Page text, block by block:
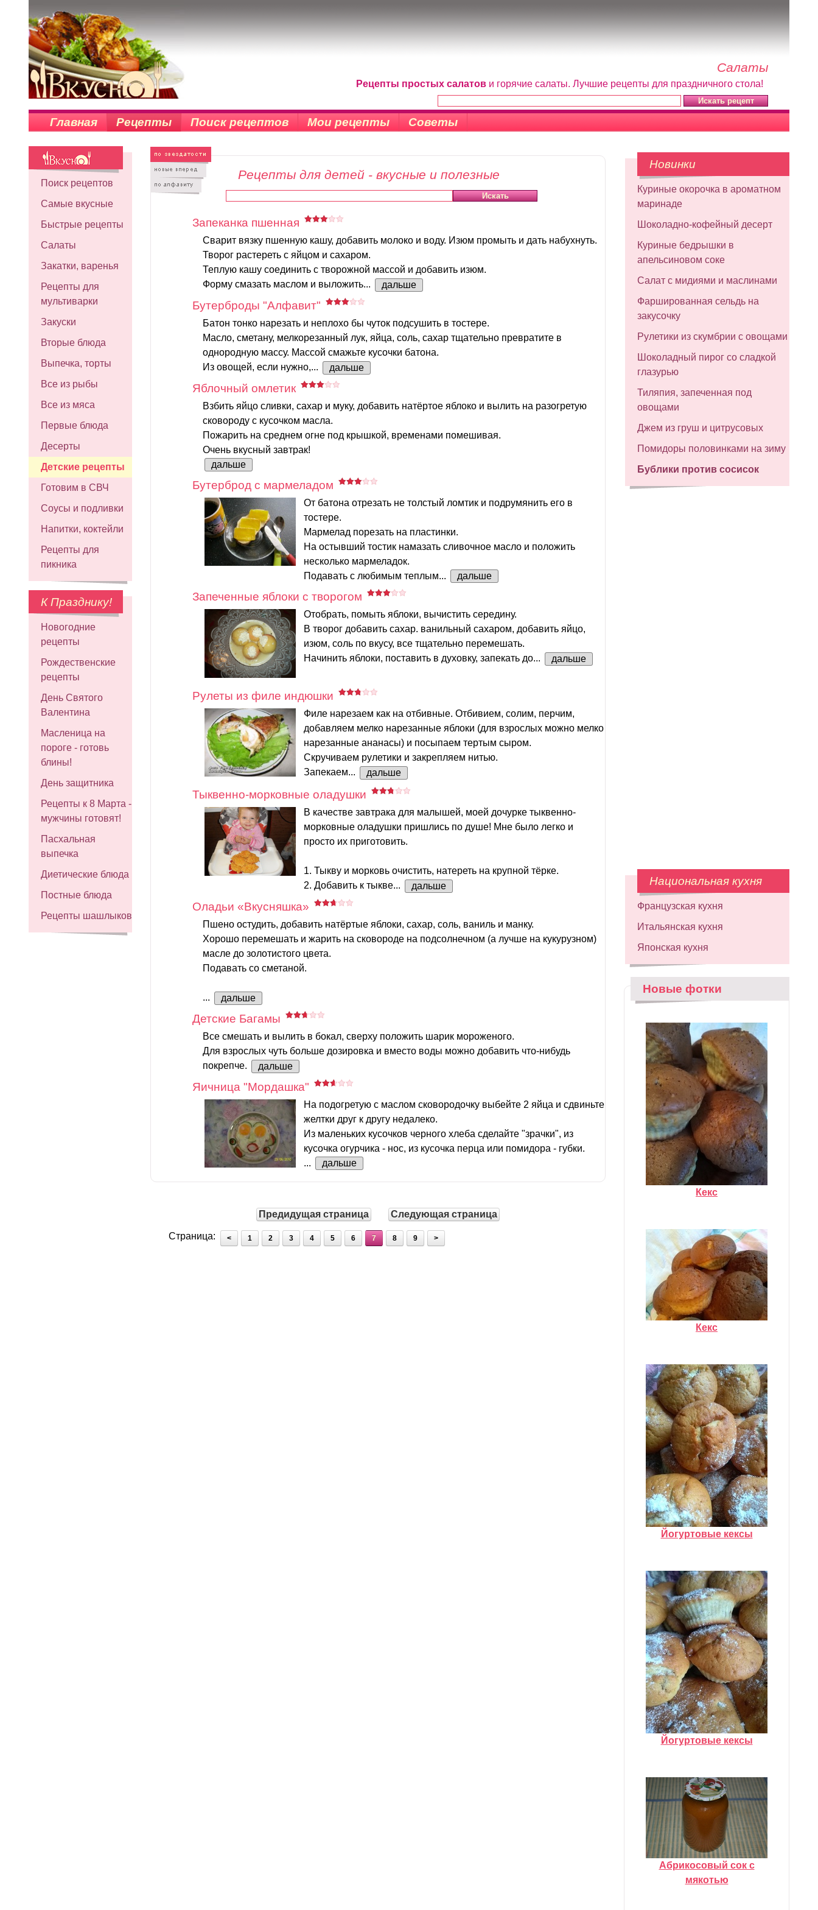
Салаты
Рецепты простых салатов и горячие салаты. Лучшие рецепты для праздничного стола!
Главная Рецепты Поиск рецептов Мои рецепты Советы
Поиск рецептов
Самые вкусные
Быстрые рецепты
Салаты
Закатки, варенья
Рецепты для
мультиварки
Закуски
Вторые блюда
Выпечка, торты
Все из рыбы
Все из мяса
Первые блюда
Десерты
Детские рецепты
Готовим в СВЧ
Соусы и подливки
Напитки, коктейли
Рецепты для
пикника
К Празднику!
Новогодние
рецепты
Рождественские
рецепты
День Святого
Валентина
Масленица на
пороге - готовь
блины!
День защитника
Рецепты к 8 Марта -
мужчины готовят!
Пасхальная
выпечка
Диетические блюда
Постные блюда
Рецепты шашлыков
Рецепты для детей - вкусные и полезные
Запеканка пшенная
Сварит вязку пшенную кашу, добавить молоко и воду. Изюм промыть и дать набухнуть.
Творог растереть с яйцом и сахаром.
Теплую кашу соединить с творожной массой и добавить изюм.
Форму смазать маслом и выложить...
дальше
Бутерброды "Алфавит"
Батон тонко нарезать и неплохо бы чуток подсушить в тостере.
Масло, сметану, мелкорезанный лук, яйца, соль, сахар тщательно превратите в
однородную массу. Массой смажьте кусочки батона.
Из овощей, если нужно,...
дальше
Яблочный омлетик
Взбить яйцо сливки, сахар и муку, добавить натёртое яблоко и вылить на разогретую
сковороду с кусочком масла.
Пожарить на среднем огне под крышкой, временами помешивая.
Очень вкусный завтрак!
дальше
Бутерброд с мармеладом
От батона отрезать не толстый ломтик и подрумянить его в
тостере.
Мармелад порезать на пластинки.
На остывший тостик намазать сливочное масло и положить
несколько мармеладок.
Подавать с любимым теплым...
дальше
Запеченные яблоки с творогом
Отобрать, помыть яблоки, вычистить середину.
В творог добавить сахар. ванильный сахаром, добавить яйцо,
изюм, соль по вкусу, все тщательно перемешать.
Начинить яблоки, поставить в духовку, запекать до...
дальше
Рулеты из филе индюшки
Филе нарезаем как на отбивные. Отбивием, солим, перчим,
добавляем мелко нарезанные яблоки (для взрослых можно мелко
нарезанные ананасы) и посыпаем тертым сыром.
Скручиваем рулетики и закрепляем нитью.
Запекаем...
дальше
Тыквенно-морковные оладушки
В качестве завтрака для малышей, моей дочурке тыквенно-
морковные оладушки пришлись по душе! Мне было легко и
просто их приготовить.
1. Тыкву и морковь очистить, натереть на крупной тёрке.
2. Добавить к тыкве...
дальше
Оладьи «Вкусняшка»
Пшено остудить, добавить натёртые яблоки, сахар, соль, ваниль и манку.
Хорошо перемешать и жарить на сковороде на подсолнечном (а лучше на кукурузном)
масле до золотистого цвета.
Подавать со сметаной.
... дальше
Детские Багамы
Все смешать и вылить в бокал, сверху положить шарик мороженого.
Для взрослых чуть больше дозировка и вместо воды можно добавить что-нибудь
покрепче.
дальше
Яичница "Мордашка"
На подогретую с маслом сковородочку выбейте 2 яйца и сдвиньте
желтки друг к другу недалеко.
Из маленьких кусочков черного хлеба сделайте "зрачки", из
кусочка огурчика - нос, из кусочка перца или помидора - губки.
...
дальше
Предидущая страница Следующая страница
Страница: < 1 2 3 4 5 6 7 8 9 >
Новинки
Куриные окорочка в ароматном
маринаде
Шоколадно-кофейный десерт
Куриные бедрышки в
апельсиновом соке
Салат с мидиями и маслинами
Фаршированная сельдь на
закусочку
Рулетики из скумбрии с овощами
Шоколадный пирог со сладкой
глазурью
Тиляпия, запеченная под
овощами
Джем из груш и цитрусовых
Помидоры половинками на зиму
Бублики против сосисок
Национальная кухня
Французская кухня
Итальянская кухня
Японская кухня
Новые фотки
Кекс
Кекс
Йогуртовые кексы
Йогуртовые кексы
Абрикосовый сок с
мякотью